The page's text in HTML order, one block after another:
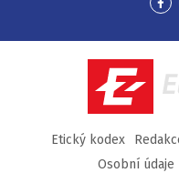
Etický kodex
Osobní údaje